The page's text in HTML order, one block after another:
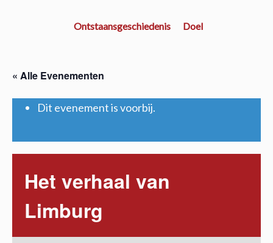
Ontstaansgeschiedenis Doel
« Alle Evenementen
Dit evenement is voorbij.
Het verhaal van
Limburg